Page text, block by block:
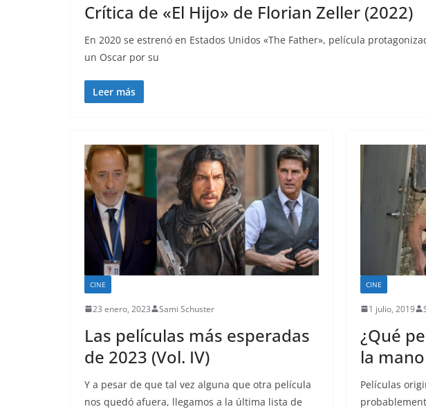
Crítica de «El Hijo» de Florian Zeller (2022)
En 2020 se estrenó en Estados Unidos «The Father», película
un Oscar por su
Leer más
CINE
23 enero, 2023 Sami Schuster
Las películas más esperadas
de 2023 (Vol. IV)
Y a pesar de que tal vez alguna que otra película
nos quedó afuera, llegamos a la última lista de
CINE
1 julio, 2019
¿Qué
la
Películas